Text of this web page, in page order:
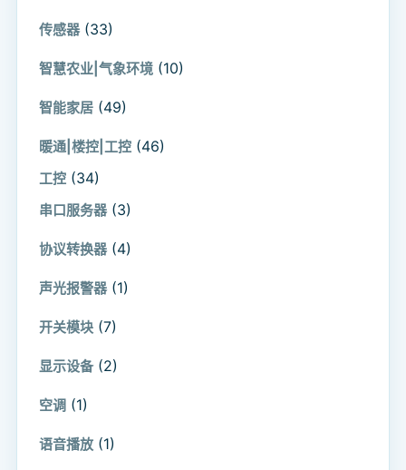
传感器 (33)
智慧农业|气象环境 (10)
智能家居 (49)
暖通|楼控|工控 (46)
工控 (34)
串口服务器 (3)
协议转换器 (4)
声光报警器 (1)
开关模块 (7)
显示设备 (2)
空调 (1)
语音播放 (1)